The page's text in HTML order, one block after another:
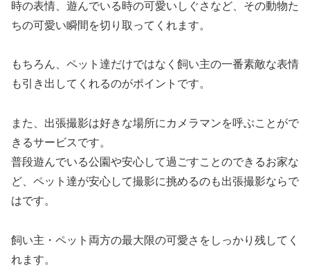
時の表情、遊んでいる時の可愛いしぐさなど、その動物た
ちの可愛い瞬間を切り取ってくれます。
もちろん、ペット達だけではなく飼い主の一番素敵な表情
も引き出してくれるのがポイントです。
また、出張撮影は好きな場所にカメラマンを呼ぶことがで
きるサービスです。
普段遊んでいる公園や安心して過ごすことのできるお家な
ど、ペット達が安心して撮影に挑めるのも出張撮影ならで
はです。
飼い主・ペット両方の最大限の可愛さをしっかり残してく
れます。